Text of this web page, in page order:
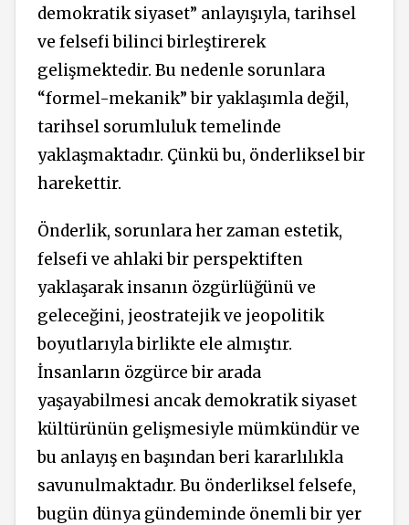
demokratik siyaset” anlayışıyla, tarihsel
ve felsefi bilinci birleştirerek
gelişmektedir. Bu nedenle sorunlara
“formel-mekanik” bir yaklaşımla değil,
tarihsel sorumluluk temelinde
yaklaşmaktadır. Çünkü bu, önderliksel bir
harekettir.
Önderlik, sorunlara her zaman estetik,
felsefi ve ahlaki bir perspektiften
yaklaşarak insanın özgürlüğünü ve
geleceğini, jeostratejik ve jeopolitik
boyutlarıyla birlikte ele almıştır.
İnsanların özgürce bir arada
yaşayabilmesi ancak demokratik siyaset
kültürünün gelişmesiyle mümkündür ve
bu anlayış en başından beri kararlılıkla
savunulmaktadır. Bu önderliksel felsefe,
bugün dünya gündeminde önemli bir yer